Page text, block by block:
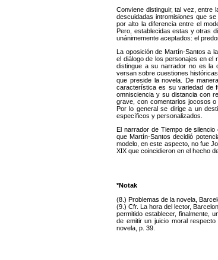
Conviene distinguir, tal vez, entre
descuidadas intromisiones que
por alto la diferencia entre el
Pero, establecidas estas y otras
unánimemente aceptados: el
La oposición de Martín-Santos a
el diálogo de los personajes en el
distingue a su narrador no es la
versan sobre cuestiones
que preside la novela. De
característica es su variedad de
omnisciencia y su distancia con
grave, con comentarios jocosos o
Por lo general se dirige a un
específicos y personalizados.
El narrador de Tiempo de
que Martín-Santos decidió
modelo, en este aspecto, no fue
XIX que coincidieron en el hecho
*Notak
(8.) Problemas de la novela,
(9.) Cfr. La hora del lector,
permitido establecer, finalmente,
de emitir un juicio moral
novela, p. 39.